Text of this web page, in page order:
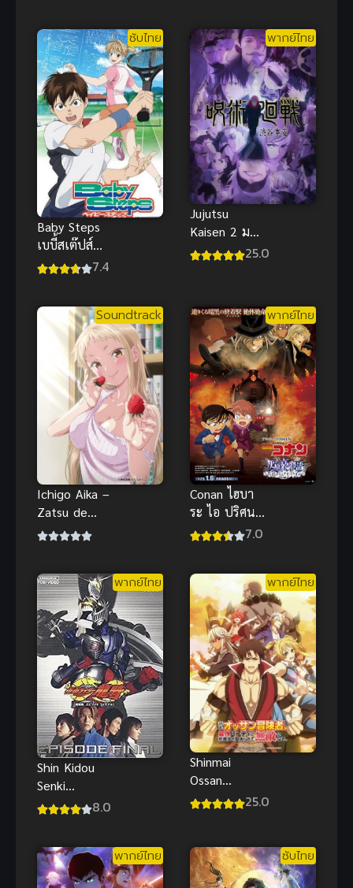
ซับไทย
Baby Steps
เบบี้สเต๊ปส์
(ซับไทย)
7.4
พากย์ไทย
Jujutsu
Kaisen 2 มหา
เวทย์ผนึกมาร25.0
Soundtrack
Ichigo Aika –
Zatsu de
Namaiki na
ไทย Big tits
พากย์ไทย
Conan ไฮบา
ระ ไอ ปริศนา
รถด่วนทมิฬ
ระทึกดี
7.0
พากย์ไทย
Shin Kidou
Senki
Gundam Wing
Tokubetsu-
hen โมบิลสู
8.0
พากย์ไทย
Shinmai
Ossan
Boukensha25.0
พากย์ไทย ซับไทย